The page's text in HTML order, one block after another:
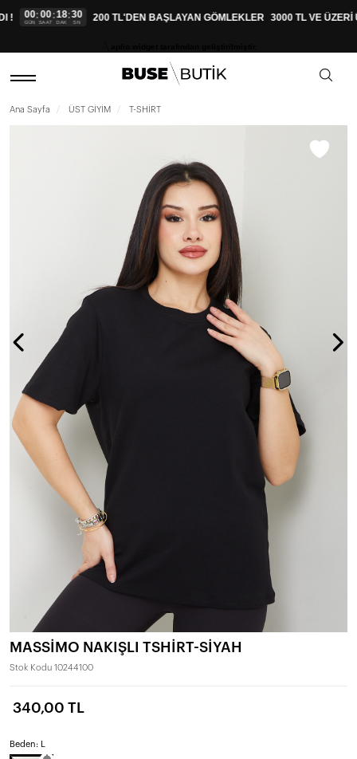
00
GÜN
:00
SAAT
:18
DAK
:30
SN 200 TL'DEN BAŞLAYAN GÖMLEKLER 3000 TL VE ÜZERİ
Ana Sayfa ÜST GİYİM T-SHİRT
MASSİMO NAKIŞLI TSHİRT-SİYAH
Stok Kodu 10244100
340,00 TL
Beden: L